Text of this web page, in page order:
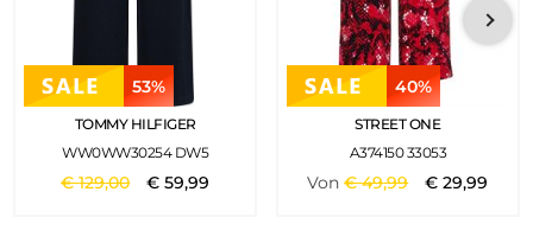
53%
TOMMY HILFIGER
WW0WW30254 DW5
€129,00 €59,99
40%
STREET ONE
A374150 33053
Von€49,99 €29,99